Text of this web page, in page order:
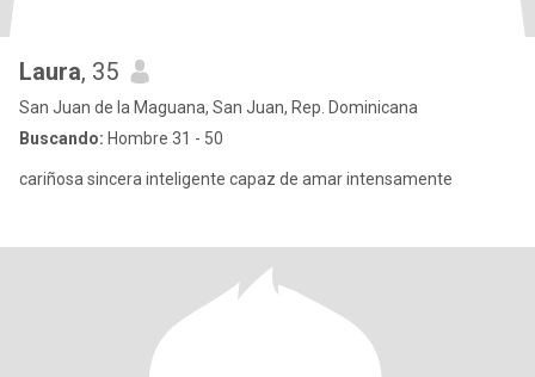
Laura, 35
San Juan de la Maguana, San Juan, Rep. Dominicana
Buscando: Hombre 31 - 50
cariñosa sincera inteligente capaz de amar intensamente